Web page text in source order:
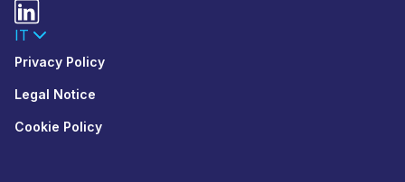
IT
Privacy Policy
Legal Notice
Cookie Policy